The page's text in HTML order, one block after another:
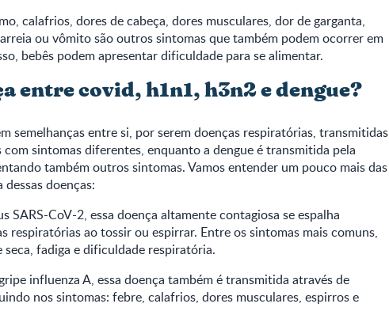
calafrios, dores de cabeça, dores musculares, dor de garganta,
ou vômito são outros sintomas que também podem ocorrer em
bebês podem apresentar dificuldade para se alimentar.
entre covid, h1n1, h3n2 e dengue?
semelhanças entre si, por serem doenças respiratórias, transmitidas
com sintomas diferentes, enquanto a dengue é transmitida pela
também outros sintomas. Vamos entender um pouco mais das
doenças:
SARS-CoV-2, essa doença altamente contagiosa se espalha
respiratórias ao tossir ou espirrar. Entre os sintomas mais comuns,
fadiga e dificuldade respiratória.
influenza A, essa doença também é transmitida através de
nos sintomas: febre, calafrios, dores musculares, espirros e